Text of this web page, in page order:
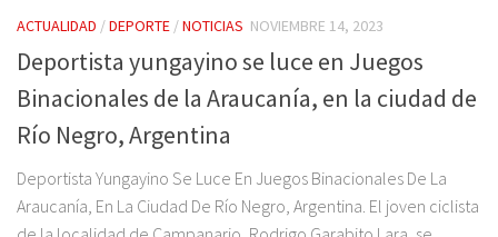
ACTUALIDAD /DEPORTE /NOTICIAS NOVIEMBRE 14, 2023
Deportista yungayino se luce en Juegos
Binacionales de la Araucanía, en la ciudad de
Río Negro, Argentina
Deportista Yungayino Se Luce En Juegos Binacionales De La
Araucanía, En La Ciudad De Río Negro, Argentina. El joven ciclista